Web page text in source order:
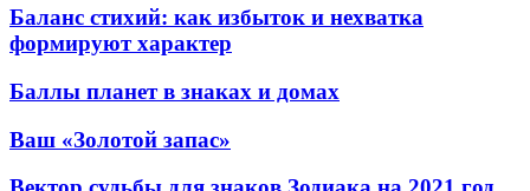
Баланс стихий: как избыток и нехватка
формируют характер
Баллы планет в знаках и домах
Ваш «Золотой запас»